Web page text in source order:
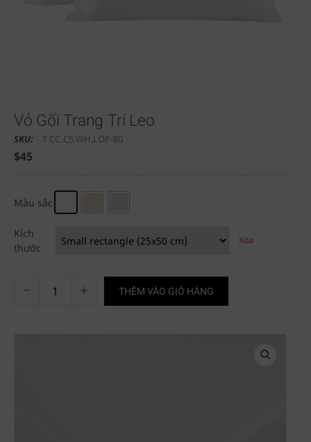
Vỏ Gối Trang Trí Leo
SKU: T CC.C5.WH.LOP-80
$45
Màu sắc
Kích
thước
Xóa
THÊM VÀO GIỎ HÀNG